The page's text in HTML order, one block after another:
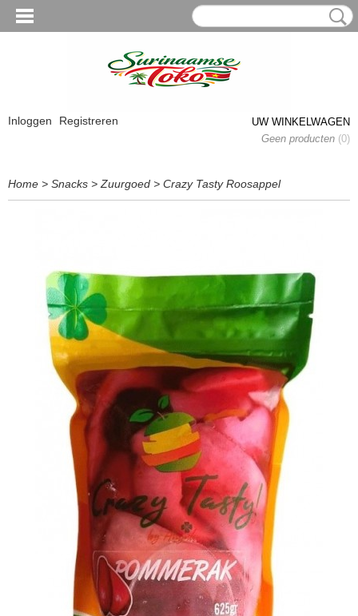
Inloggen Registreren
UW WINKELWAGEN
Geen producten (0)
Home > Snacks > Zuurgoed > Crazy Tasty Roosappel